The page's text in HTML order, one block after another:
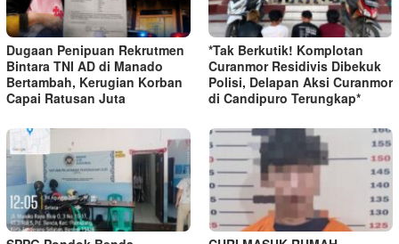
Dugaan Penipuan Rekrutmen
Bintara TNI AD di Manado
Bertambah, Kerugian Korban
Capai Ratusan Juta
*Tak Berkutik! Komplotan
Curanmor Residivis Dibekuk
Polisi, Delapan Aksi Curanmor
di Candipuro Terungkap*